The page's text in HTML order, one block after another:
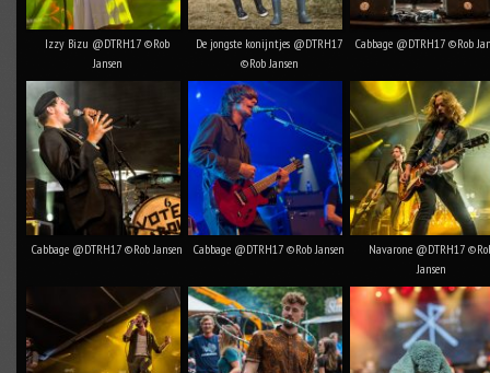
Izzy Bizu @DTRH17 ©Rob
Jansen
De jongste konijntjes @DTRH17
©Rob Jansen
Cabbage @DTRH17 ©Rob
Cabbage @DTRH17 ©Rob Jansen Cabbage @DTRH17 ©Rob Jansen
Navarone @DTRH17
Jansen